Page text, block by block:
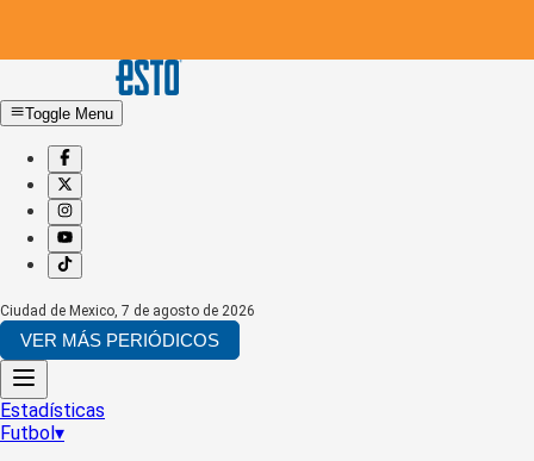
Toggle Menu
Ciudad de Mexico, 7 de agosto de 2026
VER MÁS PERIÓDICOS
Estadísticas
Futbol▾